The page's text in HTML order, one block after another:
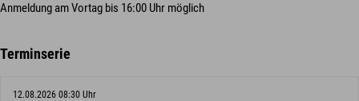
Anmeldung am Vortag bis 16:00 Uhr möglich
Terminserie
12.08.2026 08:30 Uhr